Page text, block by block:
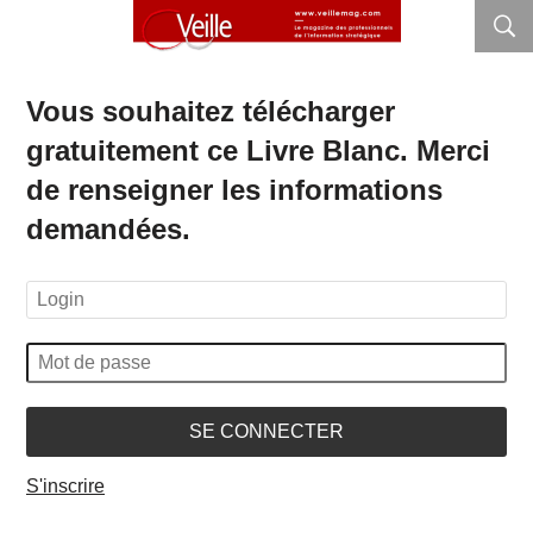
Vous souhaitez télécharger
gratuitement ce Livre Blanc. Merci
de renseigner les informations
demandées.
SE CONNECTER
S'inscrire